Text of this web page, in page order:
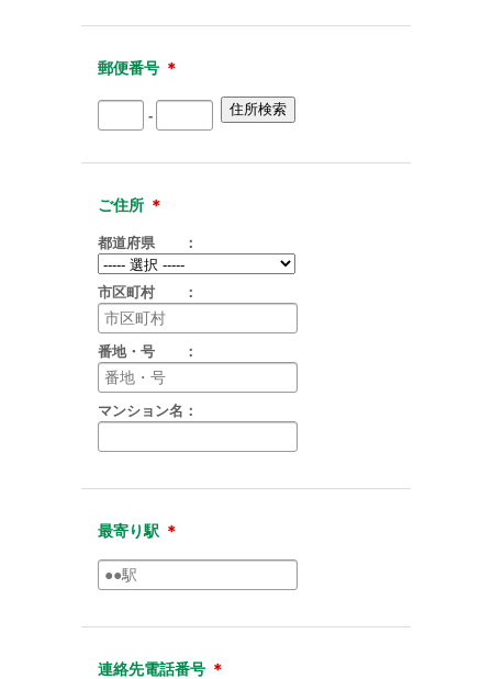
郵便番号 ＊
-
ご住所 ＊
都道府県 ：
市区町村 ：
番地・号 ：
マンション名：
最寄り駅 ＊
連絡先電話番号 ＊